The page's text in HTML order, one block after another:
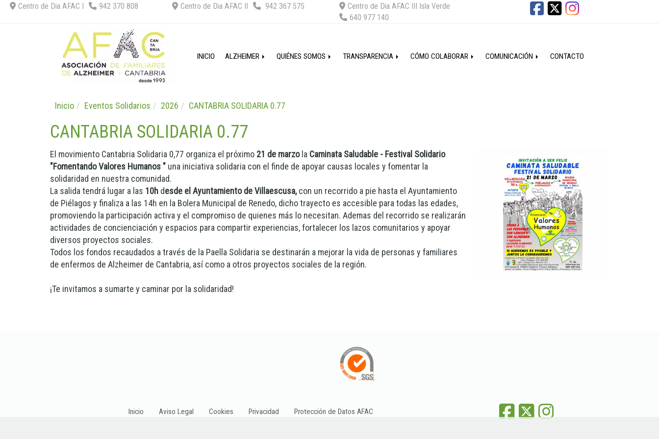
Centro de Dia AFAC I 942 370 808 Centro de Dia AFAC II 942 367 575
Centro de Dia AFAC III Isla Verde
640 977 140
INICIO ALZHEIMER QUIÉNES SOMOS TRANSPARENCIA CÓMO COLABORAR COMUNICACIÓN CONTACTO
Inicio Eventos Solidarios 2026 CANTABRIA SOLIDARIA 0.77
CANTABRIA SOLIDARIA 0.77
El movimiento Cantabria Solidaria 0,77 organiza el próximo 21 de marzola Caminata Saludable - Festival Solidario
"Fomentando Valores Humanos " una iniciativa solidaria con el finde de apoyar causas locales y fomentar la
solidaridad en nuestra comunidad.
La salida tendrá lugar a las 10h desde el Ayuntamiento de Villaescusa,con un recorrido a pie hasta el Ayuntamiento
de Piélagos y finaliza a las 14h en la Bolera Municipal de Renedo, dicho trayecto es accesible para todas las edades,
promoviendo la participación activa y el compromiso de quienes más lo necesitan. Ademas del recorrido se realizarán
actividades de concienciación y espacios para compartir experiencias, fortalecer los lazos comunitarios y apoyar
diversos proyectos sociales.
Todos los fondos recaudados a través de la Paella Solidaria se destinarán a mejorar la vida de personas y familiares
de enfermos de Alzheimer de Cantabria, así como a otros proyectos sociales de la región.
¡Te invitamos a sumarte y caminar por la solidaridad!
Inicio Aviso Legal Cookies Privacidad Protección de Datos AFAC